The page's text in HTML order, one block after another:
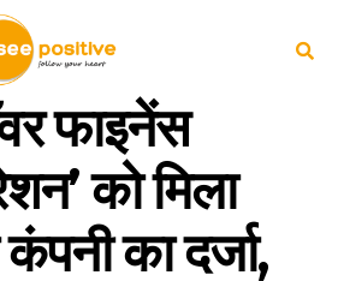
फाइनेंस
को मिला
का दर्जा,